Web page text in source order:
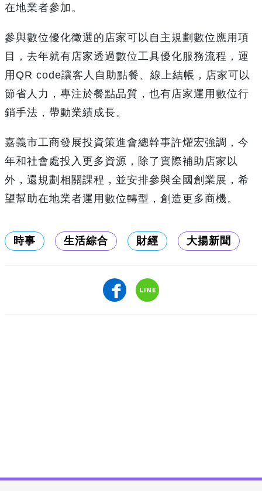
在地業者參加。
參與數位優化徵選的店家可以自主規劃數位應用項
目，去年就有店家透過數位工具優化服務流程，運
用QR code讓客人自助點餐、線上結帳，店家可以
節省人力，專注於餐點品質，也有店家運用數位行
銷手法，帶動業績成長。
嘉義市工商發展投資策進會總幹事許燿宏強調，今
年和社會處投入更多資源，除了實際補助店家以
外，還規劃相關課程，並安排參與全國創業展，希
望幫助在地業者運用數位轉型，創造更多商機。
時事 生活綜合 財經 大揚新聞